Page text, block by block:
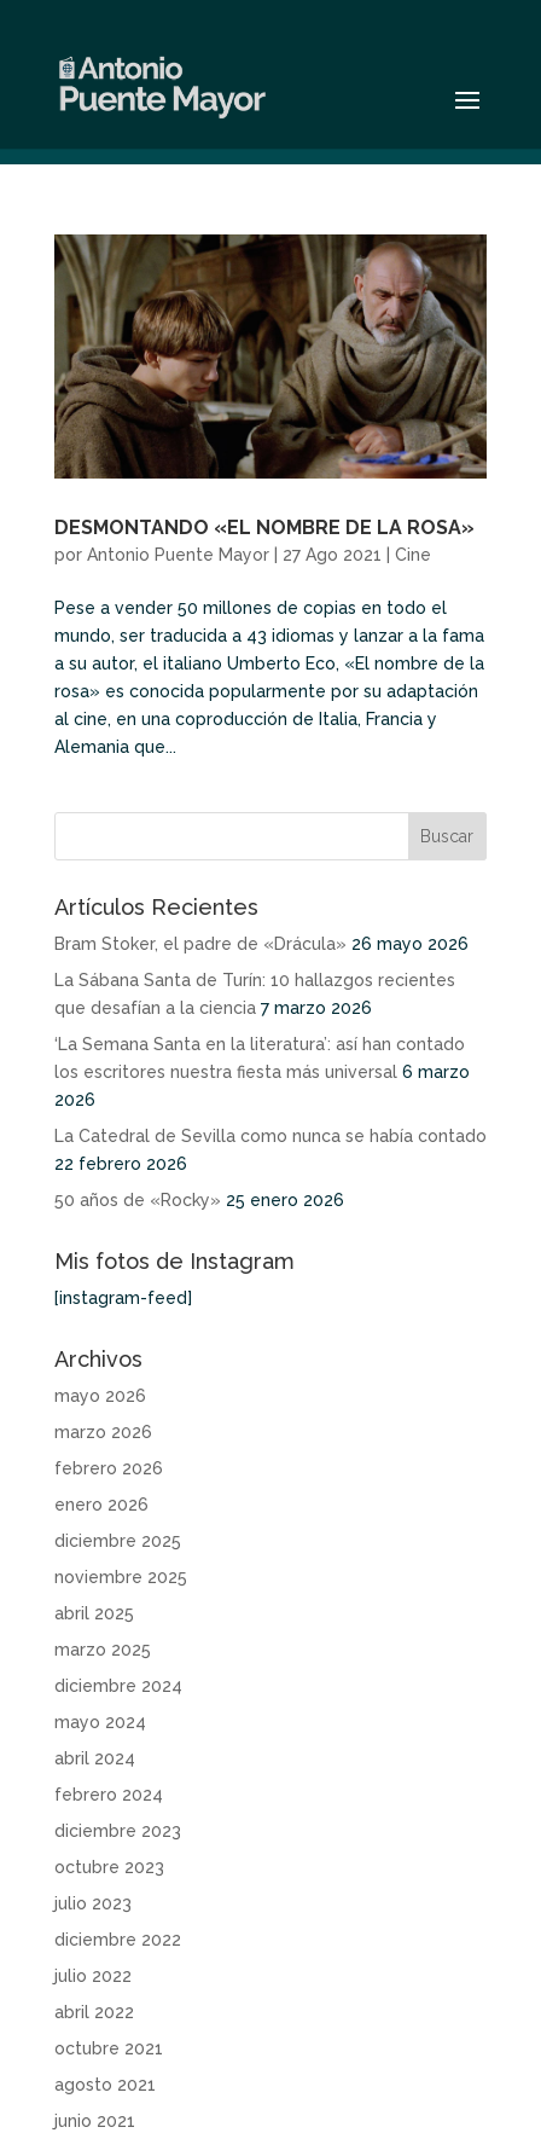
DESMONTANDO «EL NOMBRE DE LA ROSA»
por Antonio Puente Mayor| 27 Ago 2021 | Cine
Pese a vender 50 millones de copias en todo el
mundo, ser traducida a 43 idiomas y lanzar a la fama
a su autor, el italiano Umberto Eco, «El nombre de la
rosa» es conocida popularmente por su adaptación
al cine, en una coproducción de Italia, Francia y
Alemania que...
Artículos Recientes
Bram Stoker, el padre de «Drácula» 26 mayo 2026
La Sábana Santa de Turín: 10 hallazgos recientes
que desafían a la ciencia 7 marzo 2026
‘La Semana Santa en la literatura’: así han contado
los escritores nuestra fiesta más universal 6 marzo
2026
La Catedral de Sevilla como nunca se había contado
22 febrero 2026
50 años de «Rocky» 25 enero 2026
Mis fotos de Instagram
[instagram-feed]
Archivos
mayo 2026
marzo 2026
febrero 2026
enero 2026
diciembre 2025
noviembre 2025
abril 2025
marzo 2025
diciembre 2024
mayo 2024
abril 2024
febrero 2024
diciembre 2023
octubre 2023
julio 2023
diciembre 2022
julio 2022
abril 2022
octubre 2021
agosto 2021
junio 2021